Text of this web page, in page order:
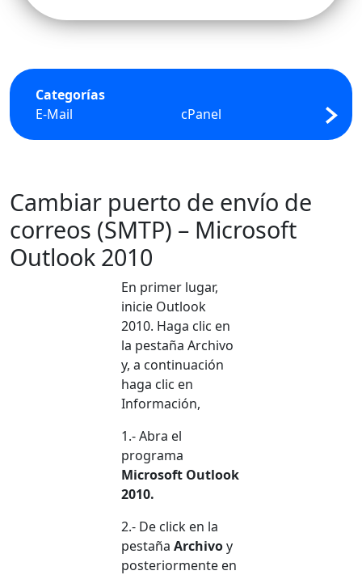
Categorías
E-Mail
cPanel FTP
Cambiar puerto de envío de
correos (SMTP) – Microsoft
Outlook 2010
En primer lugar,
inicie Outlook
2010. Haga clic en
la pestaña Archivo
y, a continuación
haga clic en
Información,
1.- Abra el
programa
Microsoft Outlook
2010.
2.- De click en la
pestaña Archivoy
posteriormente en